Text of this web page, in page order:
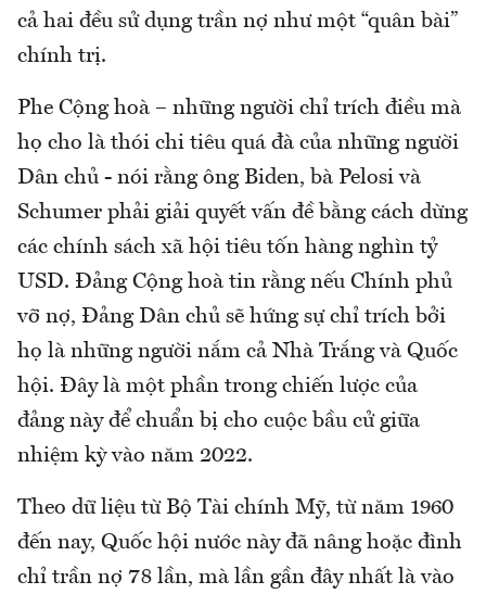
cả hai đều sử dụng trần nợ như một “quân bài”
chính trị.
Phe Cộng hoà – những người chỉ trích điều mà
họ cho là thói chi tiêu quá đà của những người
Dân chủ - nói rằng ông Biden, bà Pelosi và
Schumer phải giải quyết vấn đề bằng cách dừng
các chính sách xã hội tiêu tốn hàng nghìn tỷ
USD. Đảng Cộng hoà tin rằng nếu Chính phủ
vỡ nợ, Đảng Dân chủ sẽ hứng sự chỉ trích bởi
họ là những người nắm cả Nhà Trắng và Quốc
hội. Đây là một phần trong chiến lược của
đảng này để chuẩn bị cho cuộc bầu cử giữa
nhiệm kỳ vào năm 2022.
Theo dữ liệu từ Bộ Tài chính Mỹ, từ năm 1960
đến nay, Quốc hội nước này đã nâng hoặc đình
chỉ trần nợ 78 lần, mà lần gần đây nhất là vào